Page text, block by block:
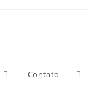
Contato